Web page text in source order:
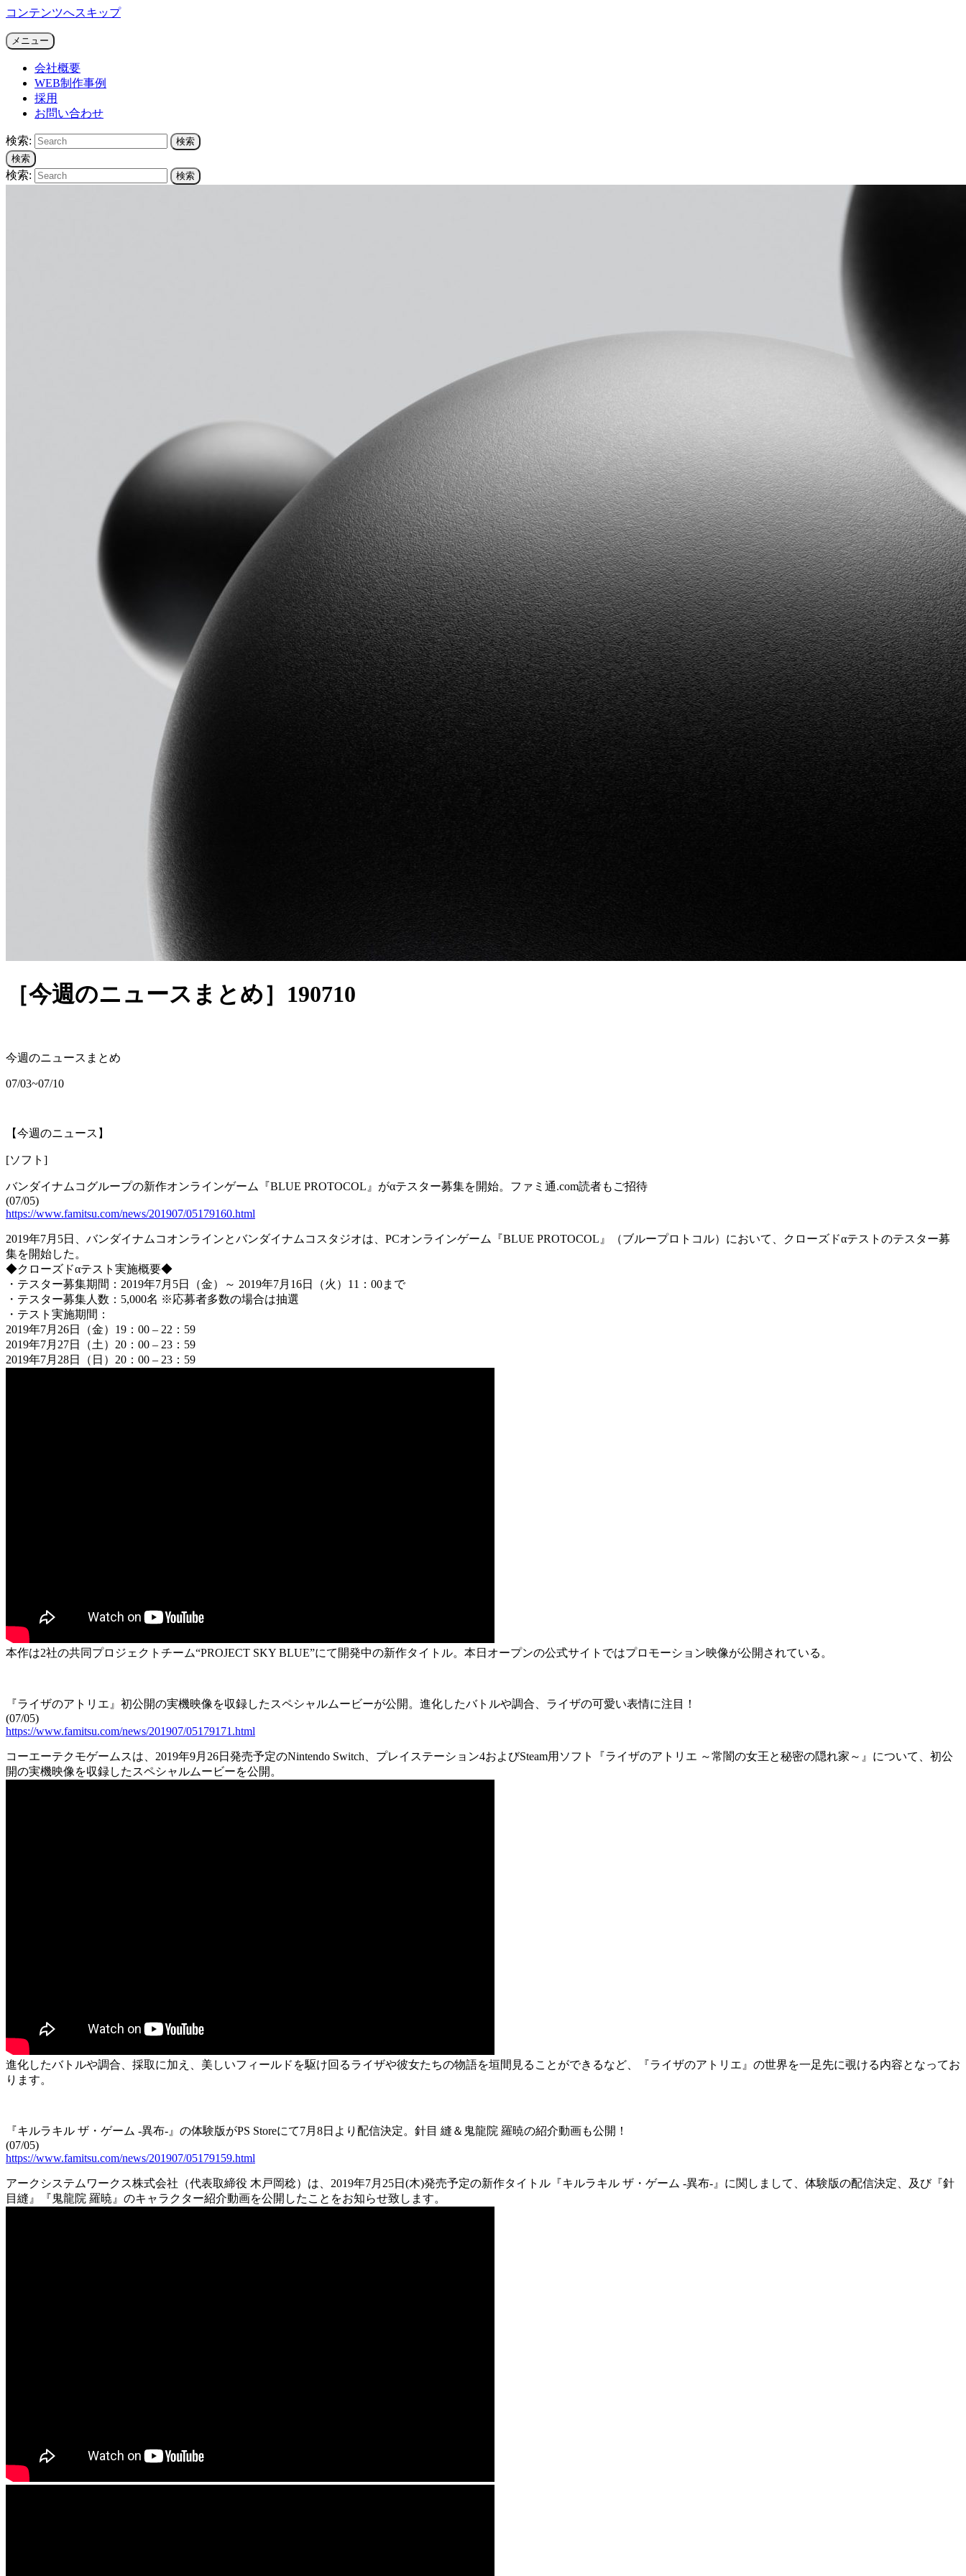
コンテンツへスキップ
SFiDA NEWS ARCHIVES
ゲーム系Web制作会社による注目ニュース
メニュー
会社概要
WEB制作事例
採用
お問い合わせ
検索:
検索
検索
検索: 検索
［今週のニュースまとめ］190710
今週のニュースまとめ
07/03~07/10
【今週のニュース】
[ソフト]
バンダイナムコグループの新作オンラインゲーム『BLUE PROTOCOL』がαテスター募集を開始。ファミ通.com読者もご招待
(07/05)
https://www.famitsu.com/news/201907/05179160.html
2019年7月5日、バンダイナムコオンラインとバンダイナムコスタジオは、PCオンラインゲーム『BLUE PROTOCOL』（ブループロトコル）において、クローズドαテストのテスター募
集を開始した。
◆クローズドαテスト実施概要◆
・テスター募集期間：2019年7月5日（金）～ 2019年7月16日（火）11：00まで
・テスター募集人数：5,000名 ※応募者多数の場合は抽選
・テスト実施期間：
2019年7月26日（金）19：00 – 22：59
2019年7月27日（土）20：00 – 23：59
2019年7月28日（日）20：00 – 23：59
本作は2社の共同プロジェクトチーム“PROJECT SKY BLUE”にて開発中の新作タイトル。本日オープンの公式サイトではプロモーション映像が公開されている。
『ライザのアトリエ』初公開の実機映像を収録したスペシャルムービーが公開。進化したバトルや調合、ライザの可愛い表情に注目！
(07/05)
https://www.famitsu.com/news/201907/05179171.html
コーエーテクモゲームスは、2019年9月26日発売予定のNintendo Switch、プレイステーション4およびSteam用ソフト『ライザのアトリエ ～常闇の女王と秘密の隠れ家～』について、初公
開の実機映像を収録したスペシャルムービーを公開。
進化したバトルや調合、採取に加え、美しいフィールドを駆け回るライザや彼女たちの物語を垣間見ることができるなど、『ライザのアトリエ』の世界を一足先に覗ける内容となってお
ります。
『キルラキル ザ・ゲーム -異布-』の体験版がPS Storeにて7月8日より配信決定。針目 縫＆鬼龍院 羅暁の紹介動画も公開！
(07/05)
https://www.famitsu.com/news/201907/05179159.html
アークシステムワークス株式会社（代表取締役 木戸岡稔）は、2019年7月25日(木)発売予定の新作タイトル『キルラキル ザ・ゲーム -異布-』に関しまして、体験版の配信決定、及び『針
目縫』『鬼龍院 羅暁』のキャラクター紹介動画を公開したことをお知らせ致します。